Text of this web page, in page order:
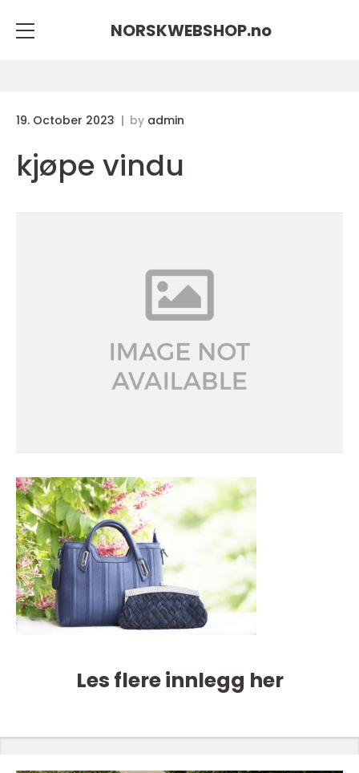
NORSKWEBSHOP.no
19. October 2023 by admin
kjøpe vindu
Les flere innlegg her